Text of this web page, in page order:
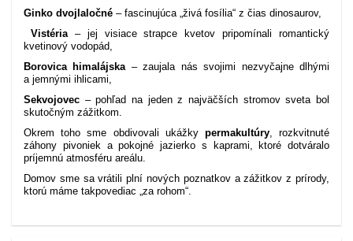
Ginko dvojlaločné – fascinujúca „živá fosília“ z čias dinosaurov,
Vistéria– jej visiace strapce kvetov pripomínali romantický
kvetinový vodopád,
Borovica himalájska– zaujala nás svojimi nezvyčajne dlhými
a jemnými ihlicami,
Sekvojovec – pohľad na jeden z najväčších stromov sveta bol
skutočným zážitkom.
Okrem toho sme obdivovali ukážky permakultúry, rozkvitnuté
záhony pivoniek a pokojné jazierko s kaprami, ktoré dotváralo
príjemnú atmosféru areálu.
Domov sme sa vrátili plní nových poznatkov a zážitkov z prírody,
ktorú máme takpovediac „za rohom“.